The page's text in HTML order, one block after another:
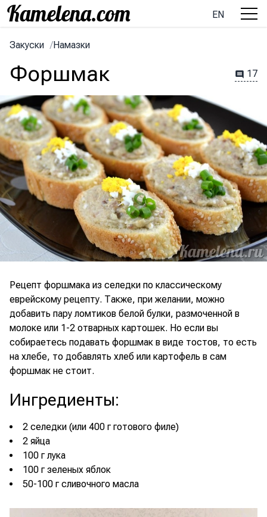
EN
Закуски /Намазки
Форшмак 17
Рецепт форшмака из селедки по классическому
еврейскому рецепту. Также, при желании, можно
добавить пару ломтиков белой булки, размоченной в
молоке или 1-2 отварных картошек. Но если вы
собираетесь подавать форшмак в виде тостов, то есть
на хлебе, то добавлять хлеб или картофель в сам
форшмак не стоит.
Ингредиенты:
2 селедки (или 400 г готового филе)
2 яйца
100 г лука
100 г зеленых яблок
50-100 г сливочного масла